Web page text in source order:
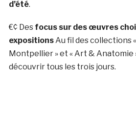
d’été.
€¢ Des focus sur des œuvres
expositionsAu fil des collections
Montpellier » et « Art & Anatomie
découvrir tous les trois jours.